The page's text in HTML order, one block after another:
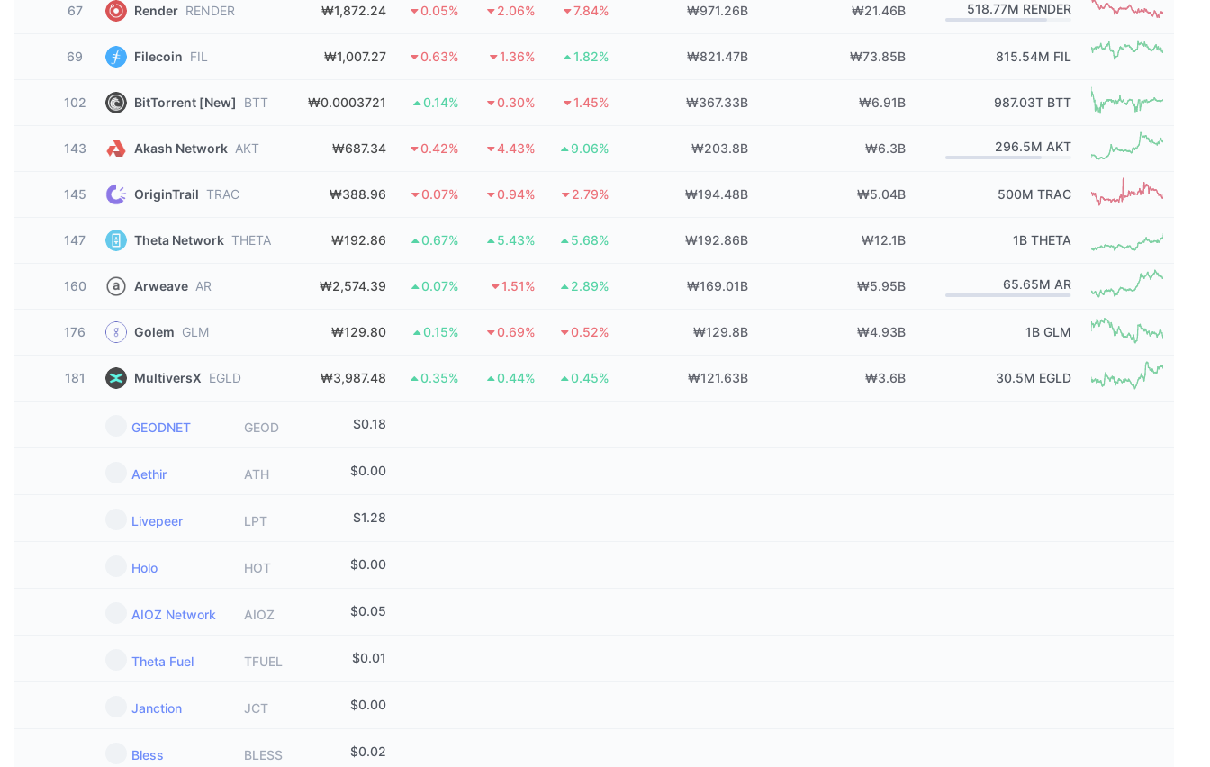
67 Render RENDER ₩1,872.24 0.05% 2.06% 7.84% ₩971.26B ₩21.46B 518.77M RENDER
69 Filecoin FIL ₩1,007.27 0.63% 1.36% 1.82% ₩821.47B ₩73.85B 815.54M FIL
102 BitTorrent [New] BTT ₩0.0003721 0.14% 0.30% 1.45% ₩367.33B ₩6.91B 987.03T BTT
143 Akash Network AKT ₩687.34 0.42% 4.43% 9.06% ₩203.8B ₩6.3B 296.5M AKT
145 OriginTrail TRAC ₩388.96 0.07% 0.94% 2.79% ₩194.48B ₩5.04B 500M TRAC
147 Theta Network THETA ₩192.86 0.67% 5.43% 5.68% ₩192.86B ₩12.1B 1B THETA
160 Arweave AR ₩2,574.39 0.07% 1.51% 2.89% ₩169.01B ₩5.95B 65.65M AR
176 Golem GLM ₩129.80 0.15% 0.69% 0.52% ₩129.8B ₩4.93B 1B GLM
181 MultiversX EGLD ₩3,987.48 0.35% 0.44% 0.45% ₩121.63B ₩3.6B 30.5M EGLD
GEODNET GEOD $0.18
Aethir ATH $0.00
Livepeer LPT $1.28
Holo HOT $0.00
AIOZ Network AIOZ $0.05
Theta Fuel TFUEL $0.01
Janction JCT $0.00
Bless BLESS $0.02